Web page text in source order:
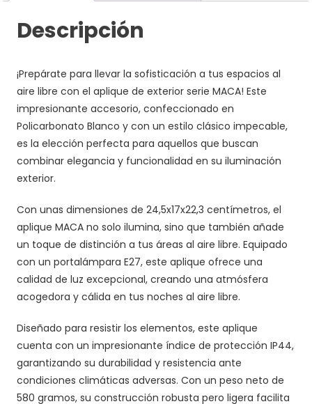
Descripción
¡Prepárate para llevar la sofisticación a tus espacios al
aire libre con el aplique de exterior serie MACA! Este
impresionante accesorio, confeccionado en
Policarbonato Blanco y con un estilo clásico impecable,
es la elección perfecta para aquellos que buscan
combinar elegancia y funcionalidad en su iluminación
exterior.
Con unas dimensiones de 24,5x17x22,3 centímetros, el
aplique MACA no solo ilumina, sino que también añade
un toque de distinción a tus áreas al aire libre. Equipado
con un portalámpara E27, este aplique ofrece una
calidad de luz excepcional, creando una atmósfera
acogedora y cálida en tus noches al aire libre.
Diseñado para resistir los elementos, este aplique
cuenta con un impresionante índice de protección IP44,
garantizando su durabilidad y resistencia ante
condiciones climáticas adversas. Con un peso neto de
580 gramos, su construcción robusta pero ligera facilita